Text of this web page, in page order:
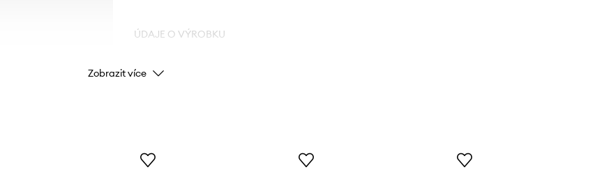
ÚDAJE O VÝROBKU
Kód výrobce
Značka ANIA KRUK
Zobrazit více